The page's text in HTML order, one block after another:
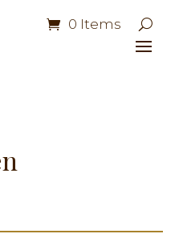
0 Items